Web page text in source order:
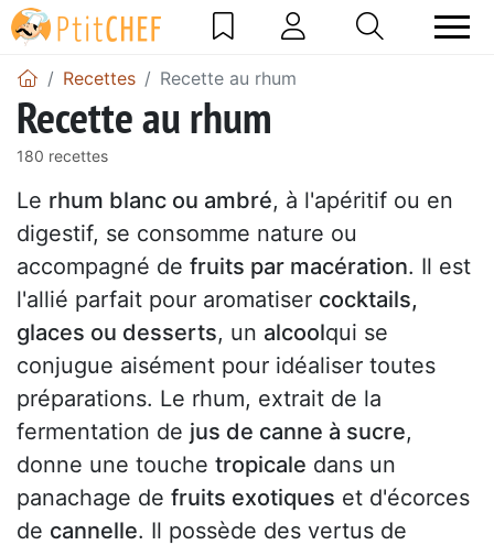
Recettes Recette au rhum
Recette au rhum
180 recettes
Le rhum blanc ou ambré, à l'apéritif ou en
digestif, se consomme nature ou
accompagné de fruits par macération. Il est
l'allié parfait pour aromatiser cocktails,
glaces ou desserts, un alcoolqui se
conjugue aisément pour idéaliser toutes
préparations. Le rhum, extrait de la
fermentation de jus de canne à sucre,
donne une touche tropicale dans un
panachage de fruits exotiques et d'écorces
de cannelle. Il possède des vertus de